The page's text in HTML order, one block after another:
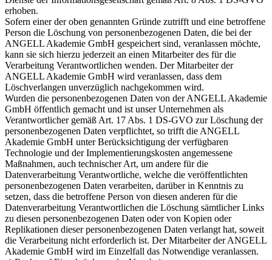
erhoben.
Sofern einer der oben genannten Gründe zutrifft und eine betroffene
Person die Löschung von personenbezogenen Daten, die bei der
ANGELL Akademie GmbH gespeichert sind, veranlassen möchte,
kann sie sich hierzu jederzeit an einen Mitarbeiter des für die
Verarbeitung Verantwortlichen wenden. Der Mitarbeiter der
ANGELL Akademie GmbH wird veranlassen, dass dem
Löschverlangen unverzüglich nachgekommen wird.
Wurden die personenbezogenen Daten von der ANGELL Akademie
GmbH öffentlich gemacht und ist unser Unternehmen als
Verantwortlicher gemäß Art. 17 Abs. 1 DS-GVO zur Löschung der
personenbezogenen Daten verpflichtet, so trifft die ANGELL
Akademie GmbH unter Berücksichtigung der verfügbaren
Technologie und der Implementierungskosten angemessene
Maßnahmen, auch technischer Art, um andere für die
Datenverarbeitung Verantwortliche, welche die veröffentlichten
personenbezogenen Daten verarbeiten, darüber in Kenntnis zu
setzen, dass die betroffene Person von diesen anderen für die
Datenverarbeitung Verantwortlichen die Löschung sämtlicher Links
zu diesen personenbezogenen Daten oder von Kopien oder
Replikationen dieser personenbezogenen Daten verlangt hat, soweit
die Verarbeitung nicht erforderlich ist. Der Mitarbeiter der ANGELL
Akademie GmbH wird im Einzelfall das Notwendige veranlassen.